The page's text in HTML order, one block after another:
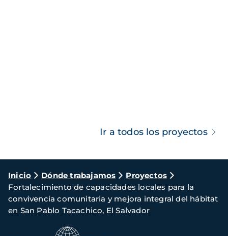
Ir a todos los proyectos
Ruta
de
navegación
Inicio Dónde trabajamos
Proyectos
Fortalecimiento de capacidades locales para la
convivencia comunitaria y mejora integral del hábitat
en San Pablo Tacachico, El Salvador